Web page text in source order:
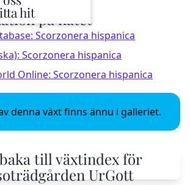
hitpå nätet
Scorzonera hispanica
Scorzonera hispanica
Online: Scorzonera hispanica
denna växt finns ännu i galleriet.
till växtindex för
UrGott